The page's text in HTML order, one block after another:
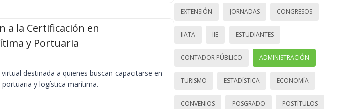
a la Certificación en
y Portuaria
destinada a quienes buscan capacitarse en
y logística marítima.
EXTENSIÓN JORNADAS CONGRESOS
IIATA IIE ESTUDIANTES
CONTADOR PÚBLICO ADMINISTRACIÓN
TURISMO ESTADÍSTICA ECONOMÍA
CONVENIOS POSGRADO POSTÍTULOS